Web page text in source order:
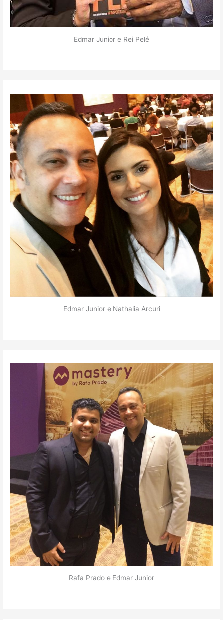
Edmar Junior e Rei Pelé
Edmar Junior e Nathalia Arcuri
Rafa Prado e Edmar Junior